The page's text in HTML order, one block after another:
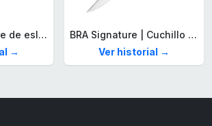
Lacoste Brazalete de eslabón para Hombre Colección STENCIL de Acero inoxidable
→
BRA Signature | Cuchillo tomatero 120 mm, Acero Inoxidable alemán forjado con Molibdeno Vanadio, Mango Remachado ABS, Diseño Ergonómico, Hoja 1,6 mm espesor
Ver historial →